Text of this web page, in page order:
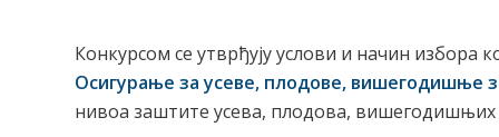
Конкурсом се утврђују услови и начин избора
Осигурање за усеве, плодове, вишегодишње
нивоа заштите усева, плодова,